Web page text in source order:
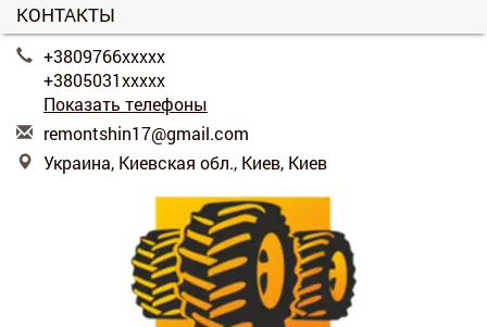
КОНТАКТЫ
+3809766xxxxx
+3805031xxxxx
Показать телефоны
remontshin17@gmail.com
Украина, Киевская обл., Киев, Киев